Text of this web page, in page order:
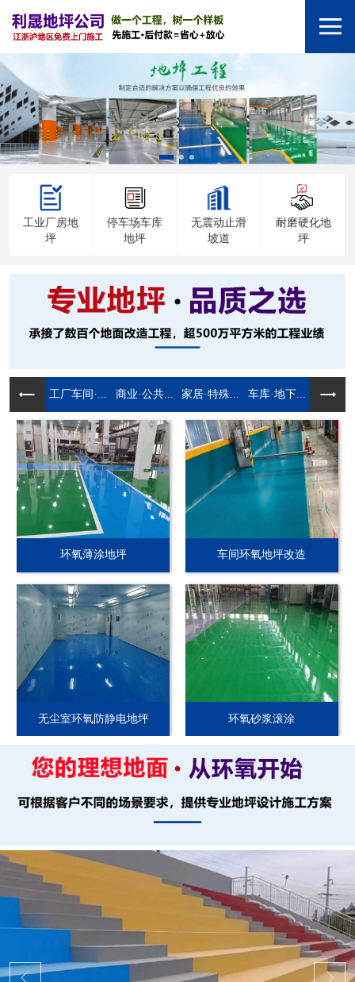
工业厂房地
坪
停车场车库
地坪
无震动止滑
坡道
耐磨硬化地
坪
工厂车间·... 商业·公共... 家居·特殊... 车库·地下...
环氧薄涂地坪 车间环氧地坪改造
无尘室环氧防静电地坪 环氧砂浆滚涂